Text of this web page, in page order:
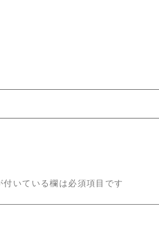
付いている欄は必須項目です